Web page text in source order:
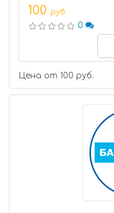
100 руб.
0
Цена от 100 руб.